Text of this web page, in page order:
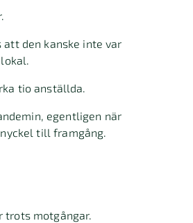
den kanske inte var
tio anställda.
egentligen när
till framgång.
trots motgångar.